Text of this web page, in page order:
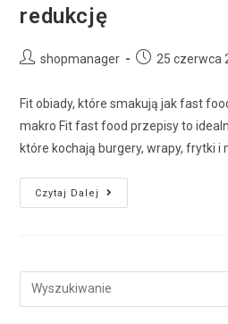
redukcję
shopmanager 25 czerwca
Fit obiady, które smakują jak fast
makro Fit fast food przepisy to
które kochają burgery, wrapy, frytki i
Czytaj Dalej